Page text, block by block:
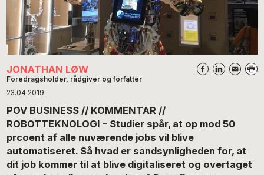
JONATHAN LØW
Foredragsholder, rådgiver og forfatter
23.04.2019
POV BUSINESS // KOMMENTAR //
ROBOTTEKNOLOGI – Studier spår, at op mod 50
prcoent af alle nuværende jobs vil blive
automatiseret. Så hvad er sandsynligheden for, at
dit job kommer til at blive digitaliseret og overtaget